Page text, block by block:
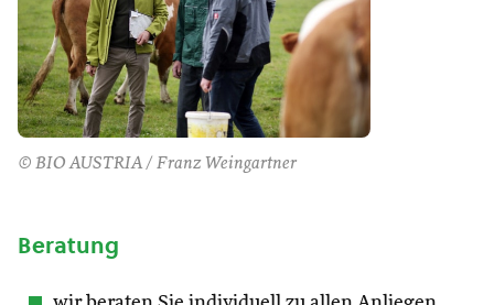
© BIO AUSTRIA / Franz Weingartner
Beratung